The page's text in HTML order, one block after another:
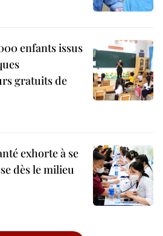
enfants issus
gratuits de
exhorte à se
dès le milieu